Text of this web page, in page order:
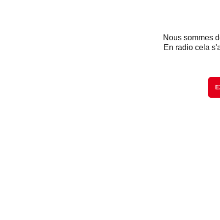
Nous sommes
En radio cela